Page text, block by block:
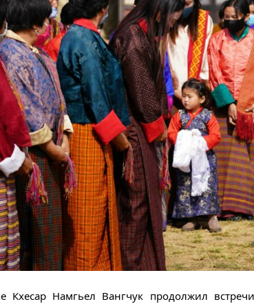
Кхесар Намгьел Вангчук продолжил